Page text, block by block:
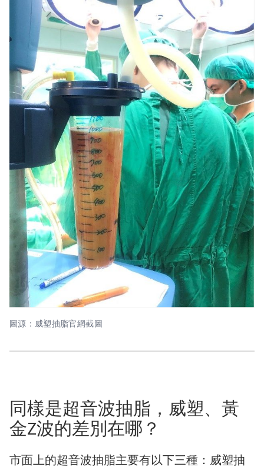
圖源：威塑抽脂官網截圖
同樣是超音波抽脂，威塑、黃
金Z波的差別在哪？
市面上的超音波抽脂主要有以下三種：威塑抽